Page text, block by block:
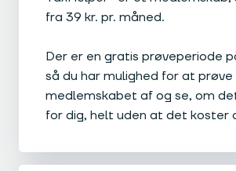
fra 39 kr. pr. måned.
Der er en gratis prøveperiode
så du har mulighed for at prøve
medlemskabet af og se, om
for dig, helt uden at det koster